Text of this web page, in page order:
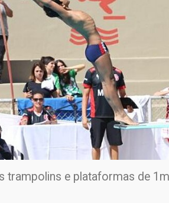
trampolins e plataformas de